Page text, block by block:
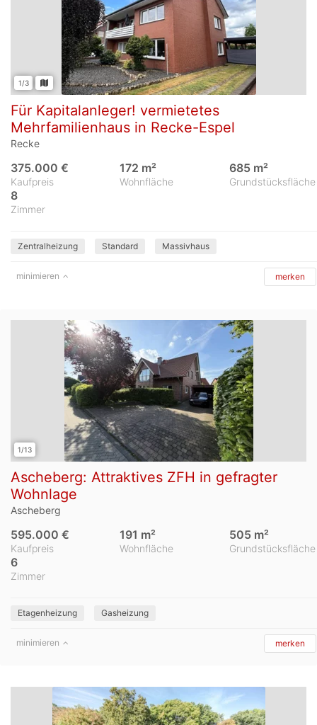
1/3
Für Kapitalanleger! vermietetes
Mehrfamilienhaus in Recke-Espel
Recke
Kaufpreis
375.000 €
Wohnfläche
172 m²
Grundstücksfläche
685 m²
Zimmer
8
Zentralheizung Standard Massivhaus
minimieren merken
1/13
Ascheberg: Attraktives ZFH in gefragter
Wohnlage
Ascheberg
Kaufpreis
595.000 €
Wohnfläche
191 m²
Grundstücksfläche
505 m²
Zimmer
6
Etagenheizung Gasheizung
minimieren merken